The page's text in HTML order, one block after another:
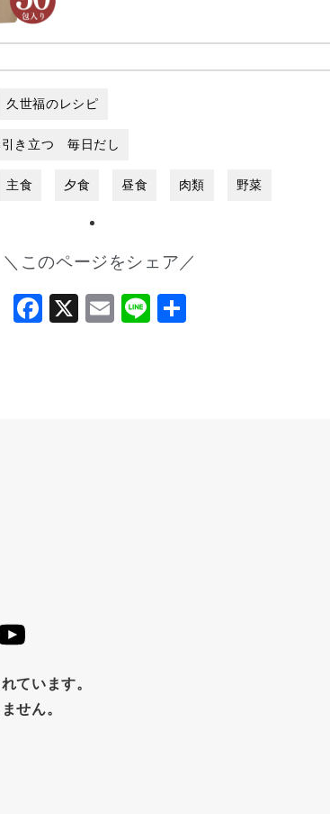
久世福のレシピ
き立つ 毎日だし
主食 夕食 昼食 肉類 野菜
＼このページをシェア／
Facebook
X Email
Line
ています。
せん。